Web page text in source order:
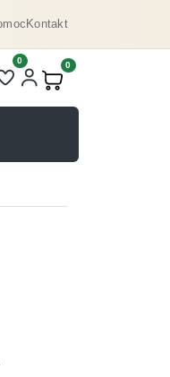
Kontakt
Liczba pozycji na liście
0
Produkty w koszyku:
0